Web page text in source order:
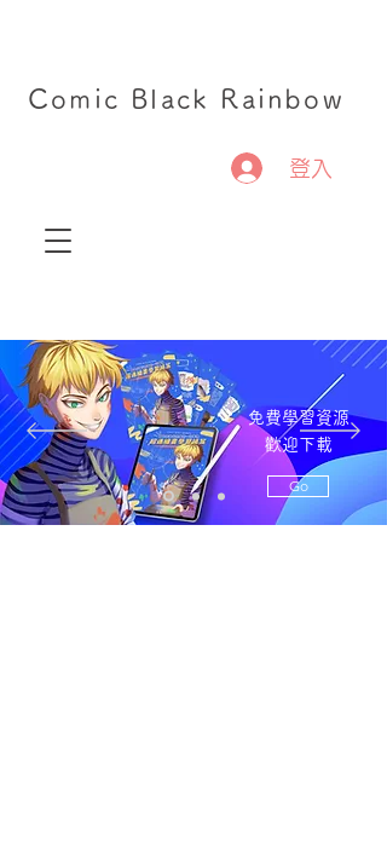
Comic Black Rainbow
登入
免費學習資源
歡迎下載
Go